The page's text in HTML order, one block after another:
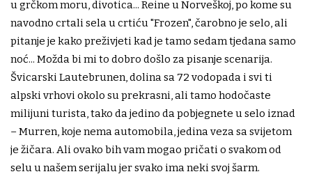
u grčkom moru, divotica... Reine u Norveškoj, po kome su
navodno crtali sela u crtiću "Frozen", čarobno je selo, ali
pitanje je kako preživjeti kad je tamo sedam tjedana samo
noć... Možda bi mi to dobro došlo za pisanje scenarija.
Švicarski Lautebrunen, dolina sa 72 vodopada i svi ti
alpski vrhovi okolo su prekrasni, ali tamo hodočaste
milijuni turista, tako da jedino da pobjegnete u selo iznad
– Murren, koje nema automobila, jedina veza sa svijetom
je žičara. Ali ovako bih vam mogao pričati o svakom od
selu u našem serijalu jer svako ima neki svoj šarm.